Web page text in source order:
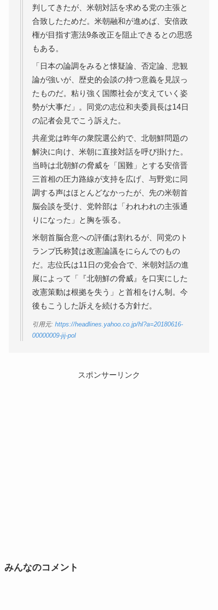
判してきたが、米朝対話を求める党の主張と
合致したためだ。米朝融和が進めば、安倍政
権が目指す憲法9条改正を阻止できるとの思惑
もある。
「日本の論調をみると懐疑論、否定論、悲観
論が強いが、歴史的会談の持つ意義を見誤っ
たものだ。粘り強く国際社会が支えていく姿
勢が大事だ」。同党の志位和夫委員長は14日
の記者会見でこう訴えた。
共産党は昨年の衆院選公約で、北朝鮮問題の
解決に向け、米朝に直接対話を呼び掛けた。
当時は北朝鮮の脅威を「国難」とする安倍晋
三首相の圧力路線が支持を広げ、与野党に同
調する声はほとんどなかったが、先の米朝首
脳会談を受け、党幹部は「われわれの主張通
りになった」と胸を張る。
米朝首脳合意への評価は割れるが、同党のト
ランプ氏称賛は改憲論議をにらんでのもの
だ。志位氏は11日の党会合で、米朝対話の進
展によって「『北朝鮮の脅威』を口実にした
改憲策動は根拠を失う」と首相をけん制。今
後もこうした訴えを続ける方針だ。
引用元: https://headlines.yahoo.co.jp/hl?a=20180616-
00000009-jij-pol
スポンサーリンク
みんなのコメント